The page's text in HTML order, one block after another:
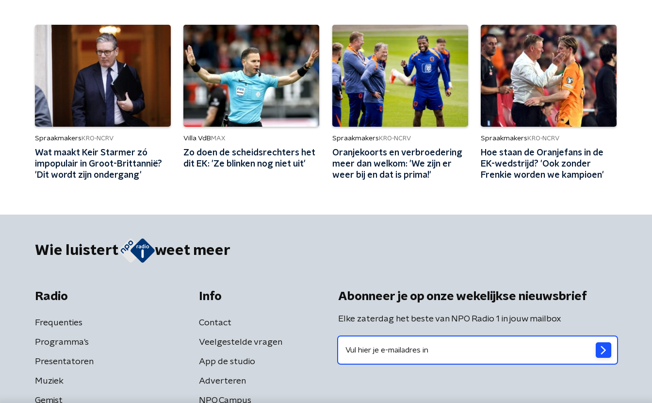
Spraakmakers KRO-NCRV
Wat maakt Keir Starmer zó
impopulair in Groot-Brittannië?
'Dit wordt zijn ondergang'
Villa VdB MAX
Zo doen de scheidsrechters het
dit EK: 'Ze blinken nog niet uit'
Spraakmakers KRO-NCRV
Oranjekoorts en verbroedering
meer dan welkom: 'We zijn er
weer bij en dat is prima!'
Spraakmakers KRO-NCRV
Hoe staan de Oranjefans in de
EK-wedstrijd? 'Ook zonder
Frenkie worden we kampioen'
Wie luistert weet meer
Radio
Frequenties
Programma's
Presentatoren
Muziek
Gemist
Info
Contact
Veelgestelde vragen
App de studio
Adverteren
NPO Campus
Abonneer je op onze wekelijkse nieuwsbrief
Elke zaterdag het beste van NPO Radio 1 in jouw mailbox